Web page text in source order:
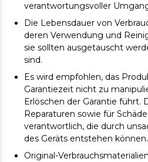
verantwortungsvoller
Die Lebensdauer von
deren Verwendung und
sie sollten ausgetauscht
sind.
Es wird empfohlen, das
Garantiezeit nicht zu
Erlöschen der Garantie führt.
Reparaturen sowie für
verantwortlich, die durch
des Geräts entstehen können.
Original-